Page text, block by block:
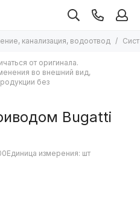
водоотвод
канализация, водоотвод
от оригинала.
во внешний вид,
без
Bugatti
Единица измерения: шт